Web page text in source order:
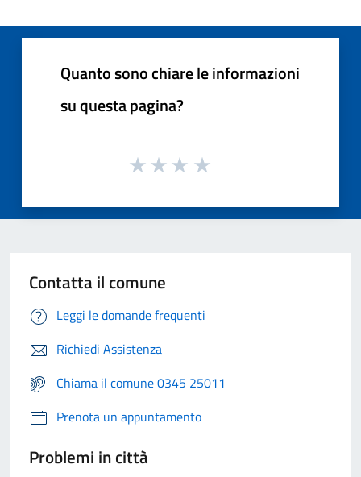
Quanto sono chiare le informazioni
su questa pagina?
Contatta il comune
Leggi le domande frequenti
Richiedi Assistenza
Chiama il comune 0345 25011
Prenota un appuntamento
Problemi in città